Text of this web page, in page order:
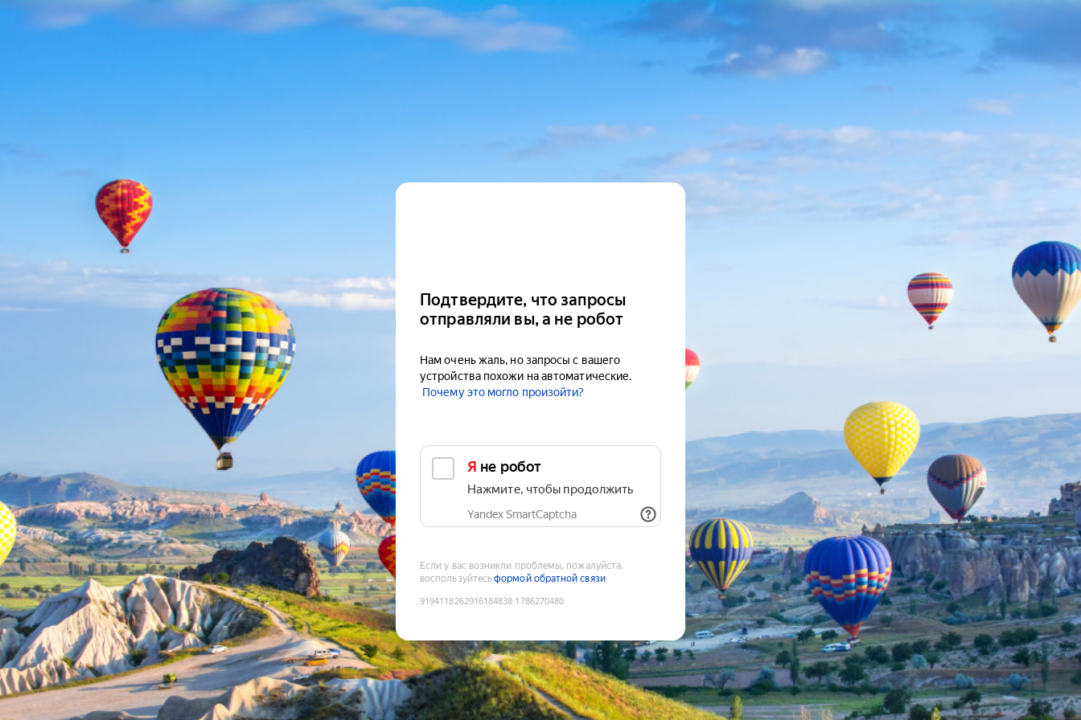
Подтвердите, что запросы
отправляли вы, а не робот
Нам очень жаль, но запросы с вашего
устройства похожи на автоматические.
Почему это могло произойти?
Я не робот
Нажмите, чтобы продолжить
Yandex SmartCaptcha
Если у вас возникли проблемы, пожалуйста,
воспользуйтесьформой обратной связи
9194118262916184838:1786270480